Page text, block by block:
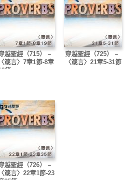
越聖經（715） –
〈箴言〉7章1節-8章
節
穿越聖經（725） –
〈箴言〉21章5-31節
越聖經（726） –
〈箴言〉22章1節-23